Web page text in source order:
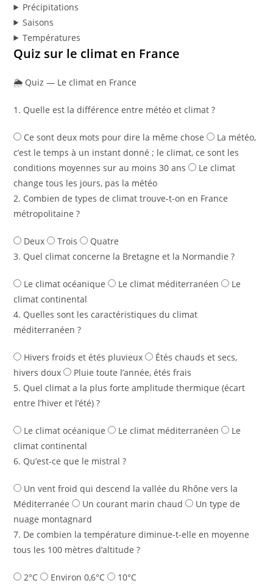
Précipitations
Saisons
Températures
Quiz sur le climat en France
🌦️ Quiz — Le climat en France
1. Quelle est la différence entre météo et climat ?
Ce sont deux mots pour dire la même chose
La météo,
c’est le temps à un instant donné ; le climat, ce sont les
conditions moyennes sur au moins 30 ans
Le climat
change tous les jours, pas la météo
2. Combien de types de climat trouve-t-on en France
métropolitaine ?
Deux Trois
Quatre
3. Quel climat concerne la Bretagne et la Normandie ?
Le climat océanique Le climat méditerranéen
Le
climat continental
4. Quelles sont les caractéristiques du climat
méditerranéen ?
Hivers froids et étés pluvieux
Étés chauds et secs,
hivers doux
Pluie toute l’année, étés frais
5. Quel climat a la plus forte amplitude thermique (écart
entre l’hiver et l’été) ?
Le climat océanique Le climat méditerranéen
Le
climat continental
6. Qu’est-ce que le mistral ?
Un vent froid qui descend la vallée du Rhône vers la
Méditerranée
Un courant marin chaud
Un type de
nuage montagnard
7. De combien la température diminue-t-elle en moyenne
tous les 100 mètres d’altitude ?
2°C Environ 0,6°C 10°C